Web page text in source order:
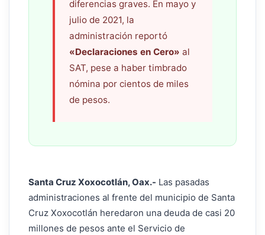
diferencias graves. En mayo y
julio de 2021, la
administración reportó
«Declaraciones en Cero» al
SAT, pese a haber timbrado
nómina por cientos de miles
de pesos.
Santa Cruz Xoxocotlán, Oax.- Las pasadas
administraciones al frente del municipio de Santa
Cruz Xoxocotlán heredaron una deuda de casi 20
millones de pesos ante el Servicio de